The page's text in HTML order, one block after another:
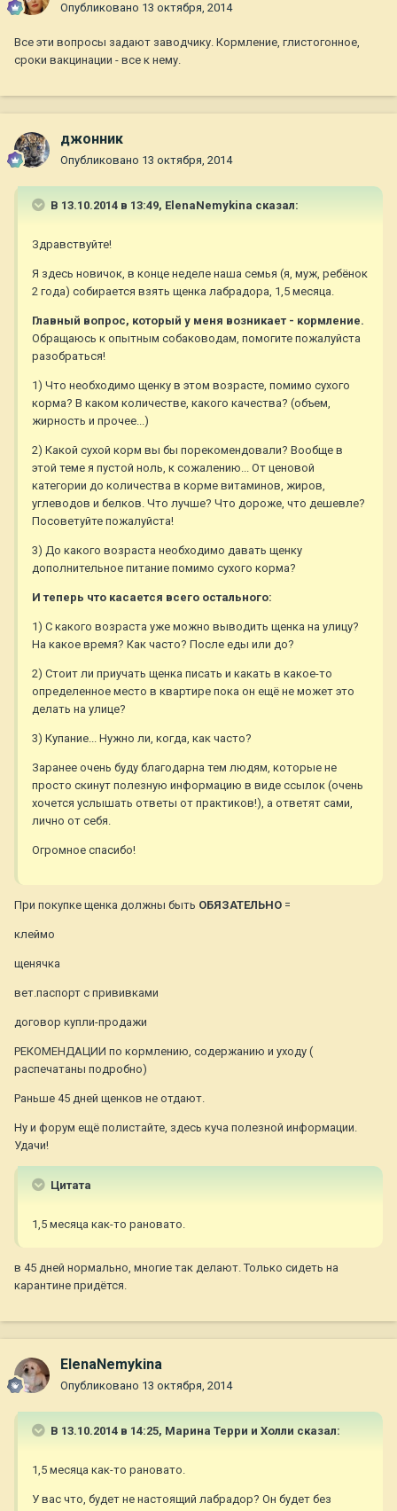
Опубликовано 13 октября, 2014
Все эти вопросы задают заводчику. Кормление, глистогонное,
сроки вакцинации - все к нему.
джонник
Опубликовано 13 октября, 2014
В 13.10.2014 в 13:49, ElenaNemykina сказал:
Здравствуйте!
Я здесь новичок, в конце неделе наша семья (я, муж, ребёнок
2 года) собирается взять щенка лабрадора, 1,5 месяца.
Главный вопрос, который у меня возникает - кормление.
Обращаюсь к опытным собаководам, помогите пожалуйста
разобраться!
1) Что необходимо щенку в этом возрасте, помимо сухого
корма? В каком количестве, какого качества? (объем,
жирность и прочее...)
2) Какой сухой корм вы бы порекомендовали? Вообще в
этой теме я пустой ноль, к сожалению... От ценовой
категории до количества в корме витаминов, жиров,
углеводов и белков. Что лучше? Что дороже, что дешевле?
Посоветуйте пожалуйста!
3) До какого возраста необходимо давать щенку
дополнительное питание помимо сухого корма?
И теперь что касается всего остального:
1) С какого возраста уже можно выводить щенка на улицу?
На какое время? Как часто? После еды или до?
2) Стоит ли приучать щенка писать и какать в какое-то
определенное место в квартире пока он ещё не может это
делать на улице?
3) Купание... Нужно ли, когда, как часто?
Заранее очень буду благодарна тем людям, которые не
просто скинут полезную информацию в виде ссылок (очень
хочется услышать ответы от практиков!), а ответят сами,
лично от себя.
Огромное спасибо!
При покупке щенка должны быть ОБЯЗАТЕЛЬНО =
клеймо
щенячка
вет.паспорт с прививками
договор купли-продажи
РЕКОМЕНДАЦИИ по кормлению, содержанию и уходу (
распечатаны подробно)
Раньше 45 дней щенков не отдают.
Ну и форум ещё полистайте, здесь куча полезной информации.
Удачи!
Цитата
1,5 месяца как-то рановато.
в 45 дней нормально, многие так делают. Только сидеть на
карантине придётся.
ElenaNemykina
Опубликовано 13 октября, 2014
В 13.10.2014 в 14:25, Марина Терри и Холли сказал:
1,5 месяца как-то рановато.
У вас что, будет не настоящий лабрадор? Он будет без